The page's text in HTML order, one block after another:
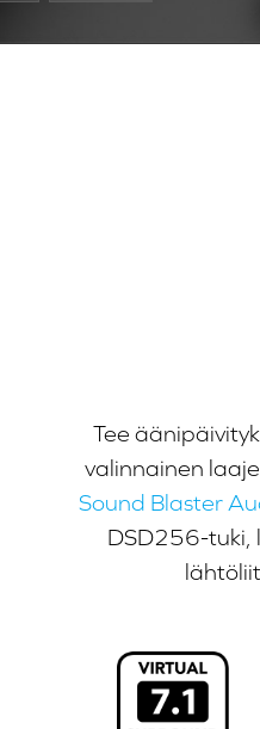
Tee
valinnainen
Sound Blaster
DSD256-tuki,